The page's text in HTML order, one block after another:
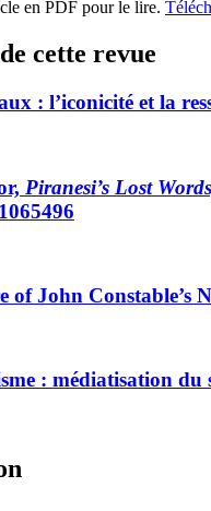
en PDF pour le lire.
cette revue
: l’iconicité et la
Piranesi’s Lost
of John Constable’s
: médiatisation du